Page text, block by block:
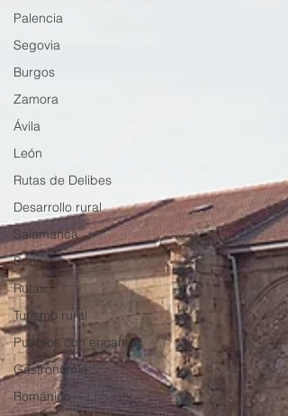
Palencia
Segovia
Burgos
Zamora
Ávila
León
Rutas de Delibes
Desarrollo rural
Salamanca
Soria
Rutas
Turismo rural
Pueblos con encanto
Gastronomía
Románico